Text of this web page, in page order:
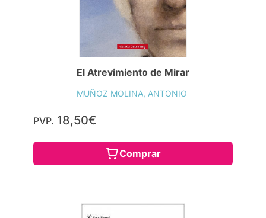
El Atrevimiento de Mirar
MUÑOZ MOLINA, ANTONIO
PVP. 18,50€
Comprar